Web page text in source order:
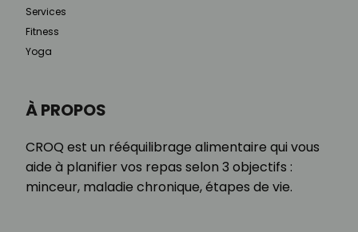
À PROPOS
CROQ est un rééquilibrage alimentaire qui vous
aide à planifier vos repas selon 3 objectifs :
minceur, maladie chronique, étapes de vie.
Services
Fitness
Yoga